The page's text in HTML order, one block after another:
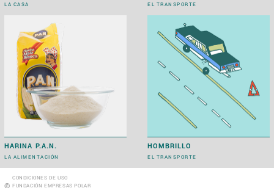
LA CASA EL TRANSPORTE
HARINA P.A.N.
LA ALIMENTACIÓN
HOMBRILLO
EL TRANSPORTE
©
CONDICIONES DE USO
FUNDACIÓN EMPRESAS POLAR